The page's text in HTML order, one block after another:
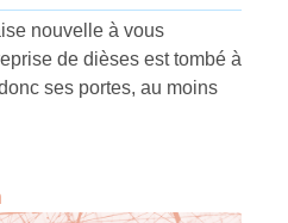
nouvelle à vous
de dièses est tombé à
ses portes, au moins